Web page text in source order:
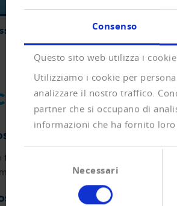
Consenso
Questo sito web utilizza i cookie
Utilizziamo i cookie per
analizzare il nostro traffico.
partner che si occupano di
informazioni che ha fornito
Necessari
amichevole Incasso
come
compito
fatturazione, diffida e ultimo sollecito
trasmettete il dossier a
Servizio